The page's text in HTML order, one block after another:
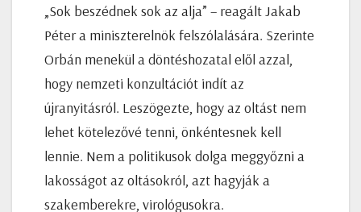
„Sok beszédnek sok az alja” – reagált Jakab
Péter a miniszterelnök felszólalására. Szerinte
Orbán menekül a döntéshozatal elől azzal,
hogy nemzeti konzultációt indít az
újranyitásról. Leszögezte, hogy az oltást nem
lehet kötelezővé tenni, önkéntesnek kell
lennie. Nem a politikusok dolga meggyőzni a
lakosságot az oltásokról, azt hagyják a
szakemberekre, virológusokra.